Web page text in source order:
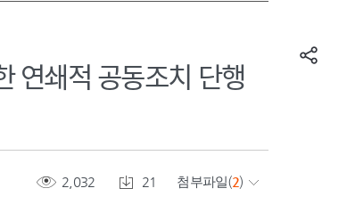
연쇄적 공동조치 단행
2,032 21 첨부파일(2)